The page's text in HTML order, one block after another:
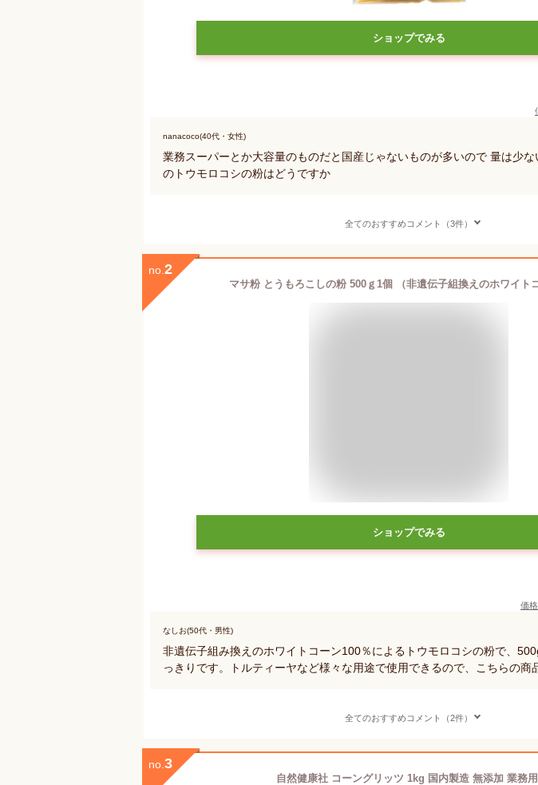
ショップでみる
nanacoco(40代・女性)
業務スーパーとか大容量のものだと国産じゃないものが多いので 量は少
のトウモロコシの粉はどうですか
全てのおすすめコメント（3件）
no. 2
マサ粉 とうもろこしの粉 500ｇ1個 （非遺伝子組換えのホワイト
ショップでみる
価
なしお(50代・男性)
非遺伝子組み換えのホワイトコーン100％によるトウモロコシの粉で、
っきりです。トルティーヤなど様々な用途で使用できるので、こちらの商
全てのおすすめコメント（2件）
no. 3
自然健康社 コーングリッツ 1kg 国内製造 無添加 業務